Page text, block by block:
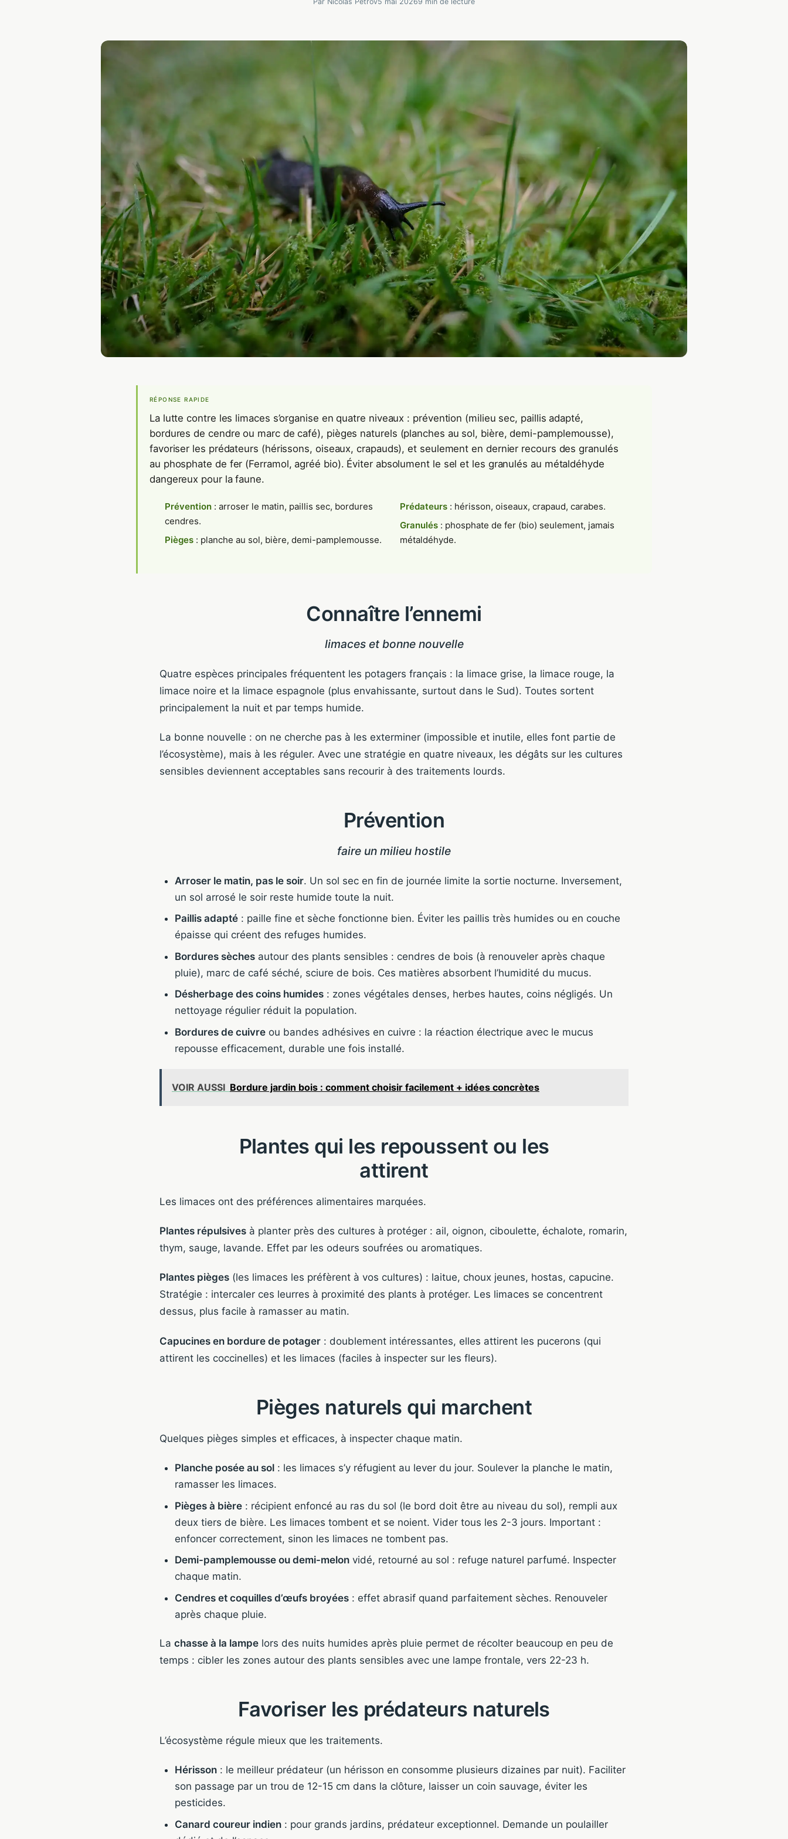
RÉPONSE RAPIDE
La lutte contre les limaces s’organise en quatre niveaux : prévention (milieu sec, paillis adapté,
bordures de cendre ou marc de café), pièges naturels (planches au sol, bière, demi-pamplemousse),
favoriser les prédateurs (hérissons, oiseaux, crapauds), et seulement en dernier recours des granulés
au phosphate de fer (Ferramol, agréé bio). Éviter absolument le sel et les granulés au métaldéhyde
dangereux pour la faune.
Prévention: arroser le matin, paillis sec, bordures
cendres.
Pièges: planche au sol, bière, demi-pamplemousse.
Prédateurs: hérisson, oiseaux, crapaud, carabes.
Granulés: phosphate de fer (bio) seulement, jamais
métaldéhyde.
Connaître l’ennemi
limaces et bonne nouvelle
Quatre espèces principales fréquentent les potagers français : la limace grise, la limace rouge, la
limace noire et la limace espagnole (plus envahissante, surtout dans le Sud). Toutes sortent
principalement la nuit et par temps humide.
La bonne nouvelle : on ne cherche pas à les exterminer (impossible et inutile, elles font partie de
l’écosystème), mais à les réguler. Avec une stratégie en quatre niveaux, les dégâts sur les cultures
sensibles deviennent acceptables sans recourir à des traitements lourds.
Prévention
faire un milieu hostile
Arroser le matin, pas le soir. Un sol sec en fin de journée limite la sortie nocturne. Inversement,
un sol arrosé le soir reste humide toute la nuit.
Paillis adapté: paille fine et sèche fonctionne bien. Éviter les paillis très humides ou en couche
épaisse qui créent des refuges humides.
Bordures sèchesautour des plants sensibles : cendres de bois (à renouveler après chaque
pluie), marc de café séché, sciure de bois. Ces matières absorbent l’humidité du mucus.
Désherbage des coins humides: zones végétales denses, herbes hautes, coins négligés. Un
nettoyage régulier réduit la population.
Bordures de cuivreou bandes adhésives en cuivre : la réaction électrique avec le mucus
repousse efficacement, durable une fois installé.
VOIR AUSSI Bordure jardin bois : comment choisir facilement + idées concrètes
Plantes qui les repoussent ou les
attirent
Les limaces ont des préférences alimentaires marquées.
Plantes répulsives à planter près des cultures à protéger : ail, oignon, ciboulette, échalote, romarin,
thym, sauge, lavande. Effet par les odeurs soufrées ou aromatiques.
Plantes pièges (les limaces les préfèrent à vos cultures) : laitue, choux jeunes, hostas, capucine.
Stratégie : intercaler ces leurres à proximité des plants à protéger. Les limaces se concentrent
dessus, plus facile à ramasser au matin.
Capucines en bordure de potager : doublement intéressantes, elles attirent les pucerons (qui
attirent les coccinelles) et les limaces (faciles à inspecter sur les fleurs).
Pièges naturels qui marchent
Quelques pièges simples et efficaces, à inspecter chaque matin.
Planche posée au sol: les limaces s’y réfugient au lever du jour. Soulever la planche le matin,
ramasser les limaces.
Pièges à bière: récipient enfoncé au ras du sol (le bord doit être au niveau du sol), rempli aux
deux tiers de bière. Les limaces tombent et se noient. Vider tous les 2-3 jours. Important :
enfoncer correctement, sinon les limaces ne tombent pas.
Demi-pamplemousse ou demi-melonvidé, retourné au sol : refuge naturel parfumé. Inspecter
chaque matin.
Cendres et coquilles d’œufs broyées: effet abrasif quand parfaitement sèches. Renouveler
après chaque pluie.
La chasse à la lampe lors des nuits humides après pluie permet de récolter beaucoup en peu de
temps : cibler les zones autour des plants sensibles avec une lampe frontale, vers 22-23 h.
Favoriser les prédateurs naturels
L’écosystème régule mieux que les traitements.
Hérisson: le meilleur prédateur (un hérisson en consomme plusieurs dizaines par nuit). Faciliter
son passage par un trou de 12-15 cm dans la clôture, laisser un coin sauvage, éviter les
pesticides.
Canard coureur indien: pour grands jardins, prédateur exceptionnel. Demande un poulailler